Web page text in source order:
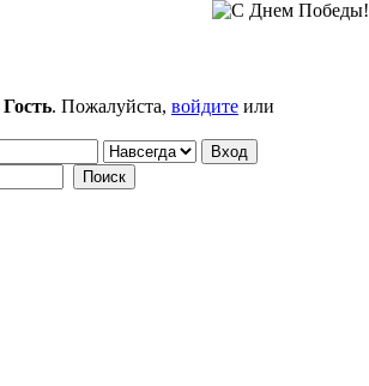
Гость. Пожалуйста, войдите или